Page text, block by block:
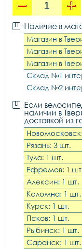
Наличие в
Магазин в
Магазин в
Магазин в
Склад №1
Склад №2
Если
наличии в
доставкой из
Рязань: 3 шт.
Тула: 1 шт.
Ефремов: 1
Алексин: 1 шт.
Коломна: 1 шт.
Курск: 1 шт.
Псков: 1 шт.
Рыбинск: 1 шт.
Саранск: 1 шт.